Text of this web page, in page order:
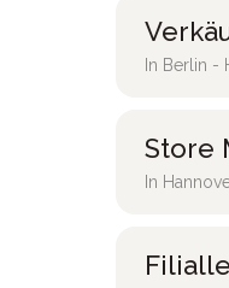
In Berlin -
Store
In